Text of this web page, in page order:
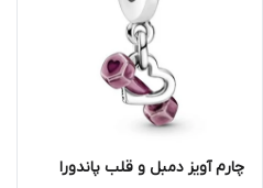
چارم آویز دمبل و قلب پاندورا